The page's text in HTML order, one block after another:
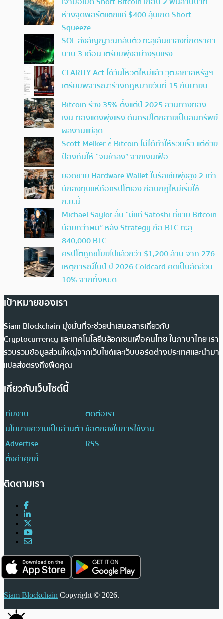
ห่างจุดพอร์ตแตกแค่ $400 ลุ้นเกิด Short
Squeeze
SOL ส่งสัญญาณกลับตัว ทะลุเส้นขาลงที่กดราคา
นาน 3 เดือน เตรียมพุ่งอย่างรุนแรง
CLARITY Act ได้วันโหวตใหม่แล้ว วุฒิสภาสหรัฐฯ
เตรียมพิจารณาร่างกฎหมายวันที่ 15 กันยายน
Bitcoin ร่วง 35% ตั้งแต่ปี 2025 สวนทางทอง-
เงิน-ทองแดงพุ่งแรง ดันคริปโตกลายเป็นสินทรัพย์
ผลงานแย่สุด
Scott Melker ชี้ Bitcoin ไม่ได้ทำให้รวยเร็ว แต่ช่วย
ป้องกันให้ “จนช้าลง” จากเงินเฟ้อ
ยอดขาย Hardware Wallet ในรัสเซียพุ่งสูง 2 เท่า
นักลงทุนแห่ถือคริปโตเอง ก่อนกฎใหม่เริ่มใช้
ก.ย.นี้
Michael Saylor ลั่น “มีแค่ Satoshi ที่ขาย Bitcoin
น้อยกว่าผม” หลัง Strategy ถือ BTC ทะลุ
840,000 BTC
คริปโตถูกขโมยไปแล้วกว่า $1,200 ล้าน จาก 276
เหตุการณ์ในปี ปี 2026 Coldcard คิดเป็นสัดส่วน
10% จากทั้งหมด
เป้าหมายของเรา
Siam Blockchain มุ่งมั่นที่จะช่วยนำเสนอสารเกี่ยวกับ
Cryptocurrency และเทคโนโลยีบล็อกเชนเพื่อคนไทย ในภาษาไทย เรา
รวบรวมข้อมูลส่วนใหญ่จากเว็บไซต์และเว็บบอร์ดต่างประเทศและนำมา
แปลส่งตรงถึงฟีดคุณ
เกี่ยวกับเว็บไซต์นี้
ทีมงาน
ติดต่อเรา
นโยบายความเป็นส่วนตัวข้อตกลงในการใช้งาน
Advertise
RSS
ตั้งค่าคุกกี้
ติดตามเรา
Siam Blockchain Copyright © 2026.